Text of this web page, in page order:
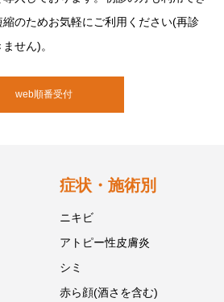
のためお気軽にご利用ください(再診
せん)。
web順番受付
症状・施術別
ニキビ
アトピー性皮膚炎
シミ
赤ら顔(酒さを含む)